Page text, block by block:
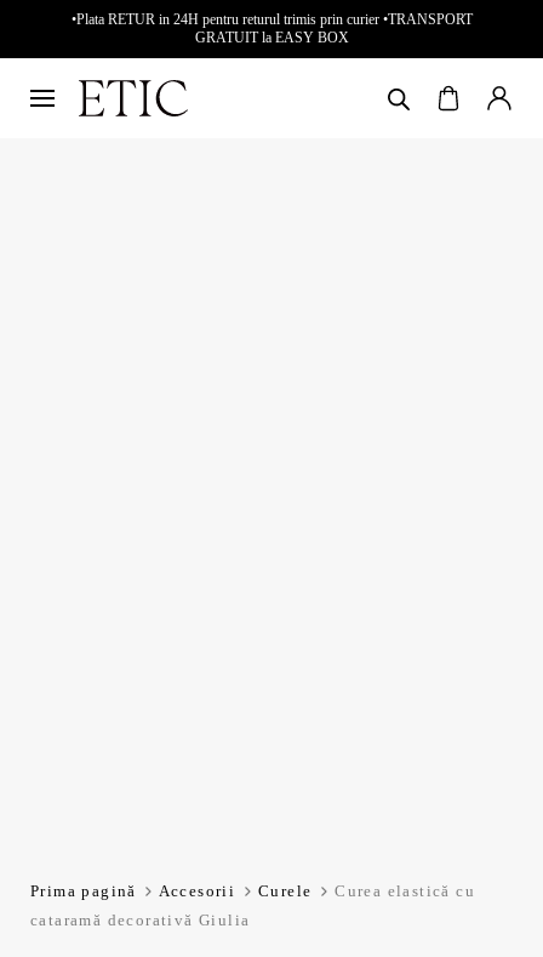
•Plata RETUR in 24H pentru returul trimis prin curier •TRANSPORT
GRATUIT la EASY BOX
Prima pagină Accesorii Curele
Curea elastică cu
cataramă decorativă Giulia